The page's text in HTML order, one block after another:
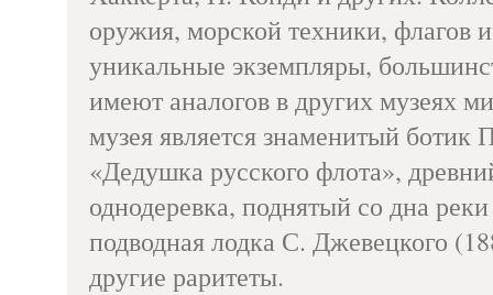
оружия, морской техники, флагов
уникальные экземпляры,
имеют аналогов в других музеях
музея является знаменитый
«Дедушка русского флота»,
однодеревка, поднятый со дна
подводная лодка С. Джевецкого
другие раритеты.